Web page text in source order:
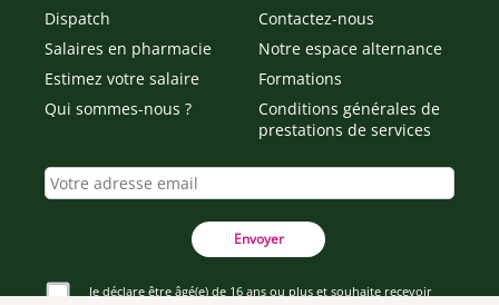
Dispatch
Salaires en pharmacie
Estimez votre salaire
Qui sommes-nous ?
Contactez-nous
Notre espace alternance
Formations
Conditions générales de
prestations de services
Envoyer
Je déclare être âgé(e) de 16 ans ou plus et souhaite recevoir